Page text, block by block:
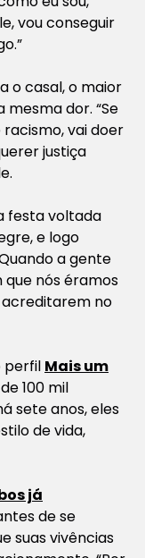
vou conseguir
o casal, o maior
dor. “Se
vai doer
justiça
festa voltada
e logo
a gente
nós éramos
acreditarem no
perfil Mais um
100 mil
sete anos, eles
de vida,
já
de se
suas vivências